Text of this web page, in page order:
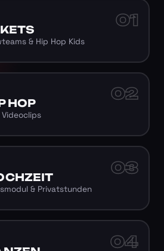
01
& Hip Hop Kids
02
HOP
03
& Privatstunden
04